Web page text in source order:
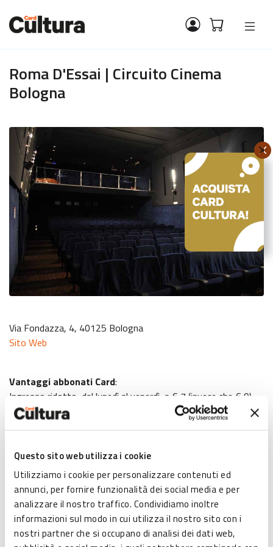
Questo sito web utilizza i cookie
Utilizziamo i cookie per personalizzare contenuti ed
annunci, per fornire funzionalità dei social media e per
analizzare il nostro traffico. Condividiamo inoltre
informazioni sul modo in cui utilizza il nostro sito con i
nostri partner che si occupano di analisi dei dati web,
Roma D'Essai | Circuito Cinema
Bologna
Via Fondazza, 4, 40125 Bologna
Sito Web
Vantaggi abbonati Card:
Ingresso ridotto, dal lunedì al venerdì, a € 7 (invece che € 9),
presentando al momento dell’acquisto la propria card.
Promozione 2 X 1 (per il possessore di card +
Le riduzioni non sono valide in caso di anteprime, eventi,
proiezioni speciali e uscite straordinarie.
Goditi lo spettacolo: “Parcheggi sicuro e risparmia!”